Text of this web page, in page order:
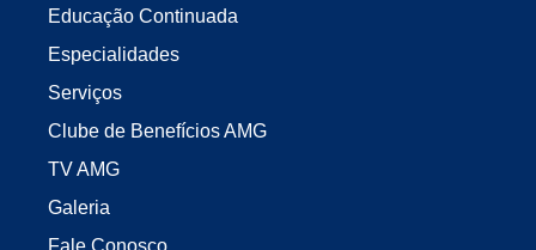
Educação Continuada
Especialidades
Serviços
Clube de Benefícios AMG
TV AMG
Galeria